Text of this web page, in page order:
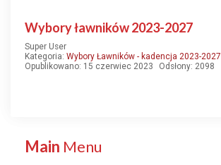
Wybory ławników 2023-2027
Super User
Kategoria: Wybory Ławników - kadencja 2023-2027
Opublikowano: 15 czerwiec 2023
Odsłony: 2098
Main Menu